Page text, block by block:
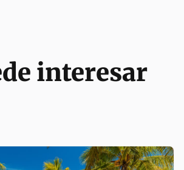
interesar